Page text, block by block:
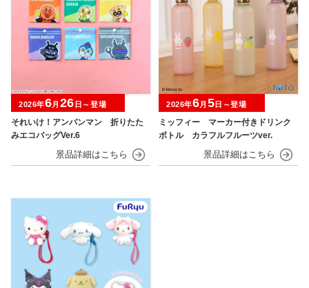
それいけ！アンパンマン 折りたた
みエコバッグVer.6
2026年6月 26 日～登場
ミッフィー マーカー付きドリンク
ボトル カラフルフルーツver.
2026年6月 5 日～登場